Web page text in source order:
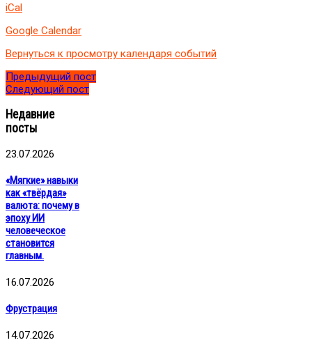
iCal
Google Calendar
Вернуться к просмотру календаря событий
Предыдущий пост
Следующий пост
Недавние
посты
23.07.2026
«Мягкие» навыки
как «твёрдая»
валюта: почему в
эпоху ИИ
человеческое
становится
главным.
16.07.2026
Фрустрация
14.07.2026